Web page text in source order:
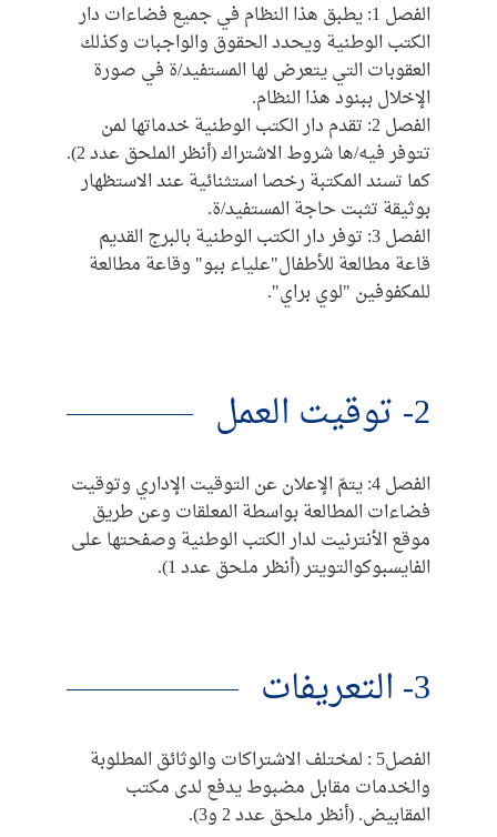
الفصل 1: يطبق هذا النظام في جميع فضاءات دار
الكتب الوطنية ويحدد الحقوق والواجبات وكذلك
العقوبات التي يتعرض لها المستفيد/ة في صورة
الإخلال ببنود هذا النظام.
الفصل 2: تقدم دار الكتب الوطنية خدماتها لمن
تتوفر فيه/ها شروط الاشتراك (أنظر الملحق عدد 2).
كما تسند المكتبة رخصا استثنائية عند الاستظهار
بوثيقة تثبت حاجة المستفيد/ة.
الفصل 3: توفر دار الكتب الوطنية بالبرج القديم
قاعة مطالعة للأطفال"علياء ببو" وقاعة مطالعة
للمكفوفين "لوي براي".
2- توقيت العمل
الفصل 4: يتمّ الإعلان عن التوقيت الإداري وتوقيت
فضاءات المطالعة بواسطة المعلقات وعن طريق
موقع الأنترنيت لدار الكتب الوطنية وصفحتها على
الفايسبوكوالتويتر (أنظر ملحق عدد 1).
3- التعريفات
الفصل5 : لمختلف الاشتراكات والوثائق المطلوبة
والخدمات مقابل مضبوط يدفع لدى مكتب
المقابيض. (أنظر ملحق عدد 2 و3).